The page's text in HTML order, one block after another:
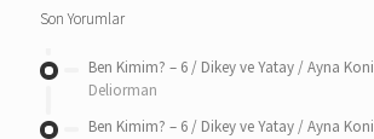
Son Yorumlar
Ben Kimim? – 6 / Dikey ve Yatay / Ayna Koni
Deliorman
Ben Kimim? – 6 / Dikey ve Yatay / Ayna Koni